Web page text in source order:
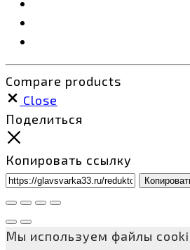
Compare products
Close
Поделиться
Копировать ссылку
Мы используем файлы